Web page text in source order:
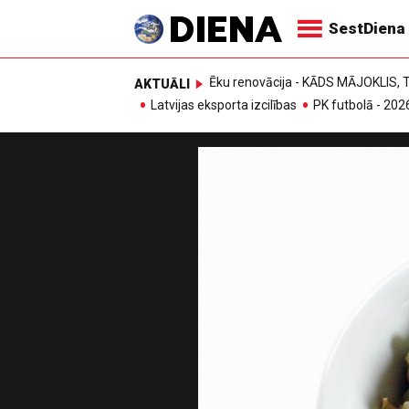
SestDiena
AKTUĀLI
Ēku renovācija - KĀDS MĀJOKLIS,
Latvijas eksporta izcilības
PK futbolā -